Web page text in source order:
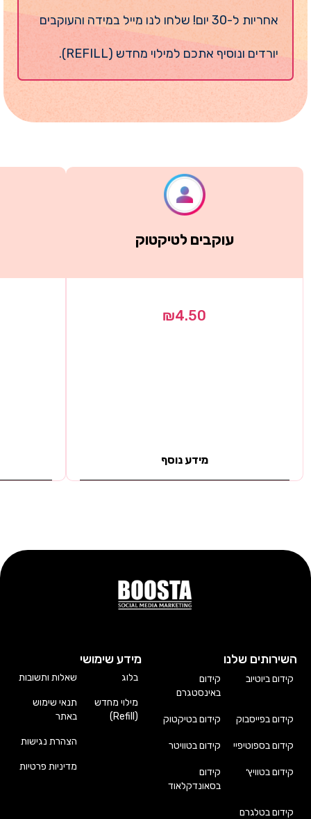
אחריות ל-30 יום! שלחו לנו מייל במידה והעוקבים
יורדים ונוסיף אתכם למילוי מחדש (REFILL).
עוקבים לטיקטוק
₪4.50
מידע נוסף
השירותים שלנו
קידום ביוטיוב
קידום
באינסטגרם
קידום בפייסבוק קידום בטיקטוק
קידום בספוטיפיי קידום בטוויטר
קידום בטוויץ׳
קידום
בסאונדקלאוד
קידום בטלגרם
מידע שימושי
בלוג
מילוי מחדש
(Refill)
שאלות ותשובות
תנאי שימוש
באתר
הצהרת נגישות
מדיניות פרטיות